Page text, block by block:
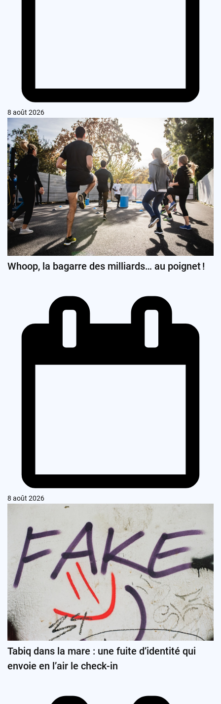
8 août 2026
Whoop, la bagarre des milliards… au poignet !
8 août 2026
Tabiq dans la mare : une fuite d’identité qui
envoie en l’air le check-in